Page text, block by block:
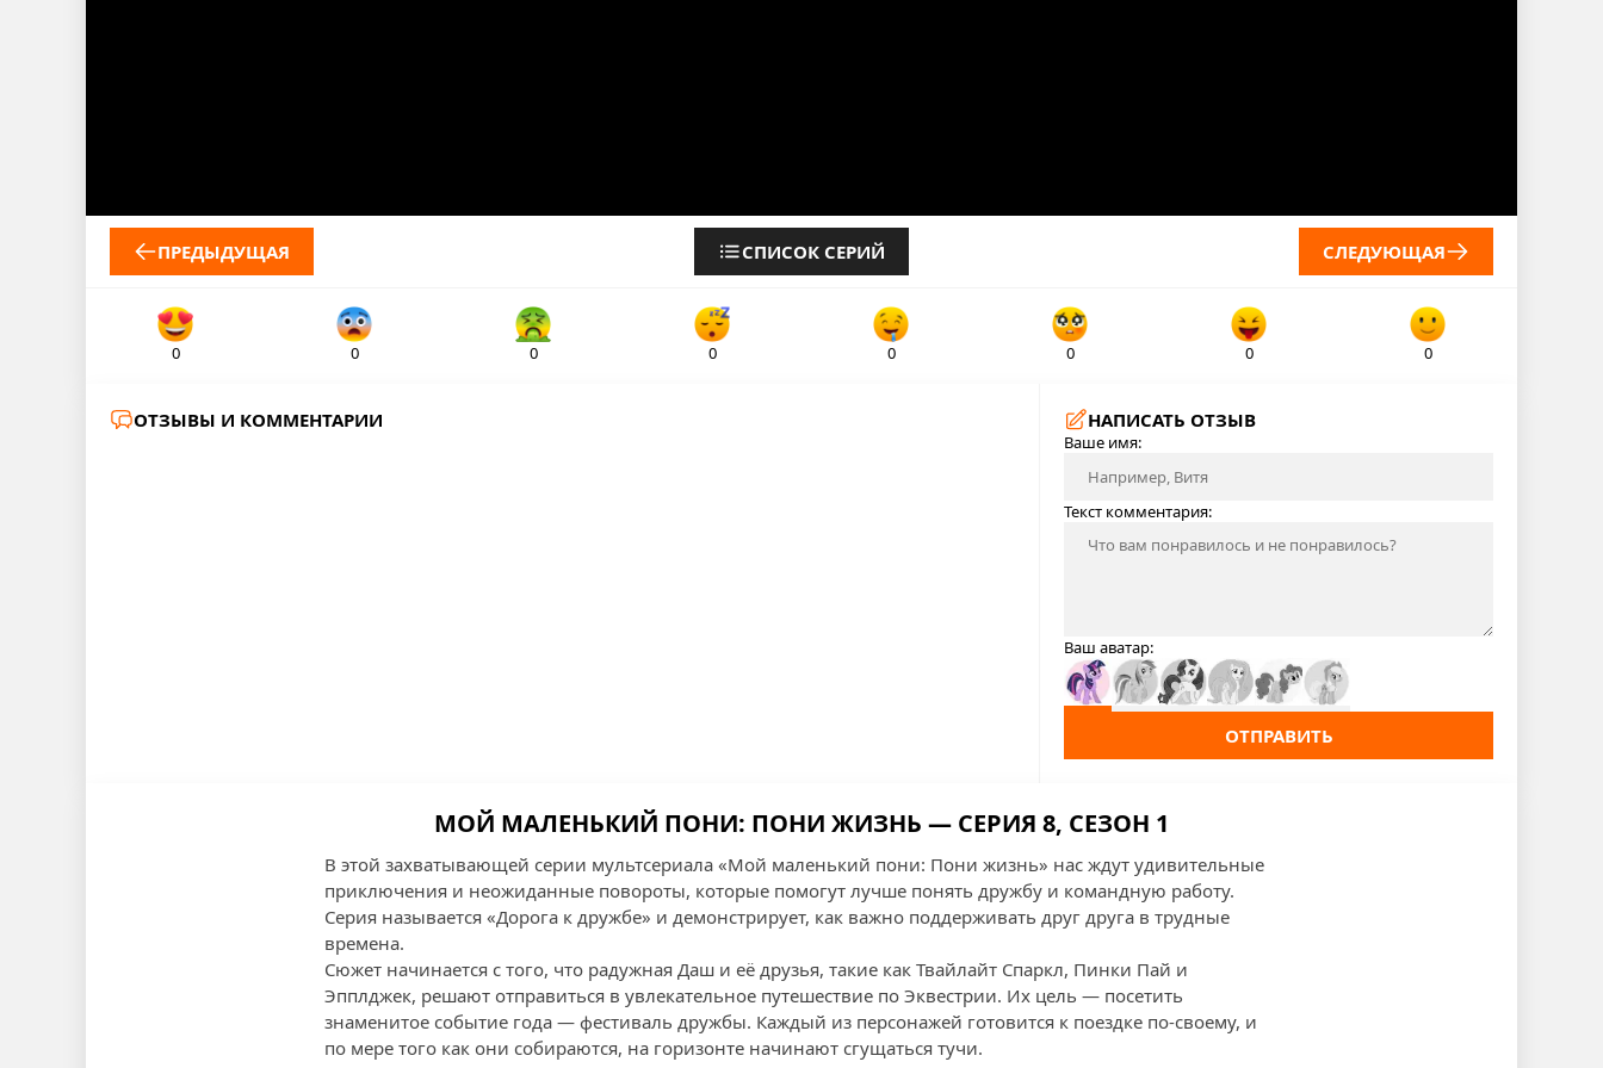
ПРЕДЫДУЩАЯ СПИСОК СЕРИЙ СЛЕДУЮЩАЯ
0 0 0 0 0 0 0 0
ОТЗЫВЫ И КОММЕНТАРИИ НАПИСАТЬ ОТЗЫВ
Ваше имя:
Текст комментария:
Ваш аватар:
ОТПРАВИТЬ
МОЙ МАЛЕНЬКИЙ ПОНИ: ПОНИ ЖИЗНЬ — СЕРИЯ 8, СЕЗОН 1
В этой захватывающей серии мультсериала «Мой маленький пони: Пони жизнь» нас ждут удивительные
приключения и неожиданные повороты, которые помогут лучше понять дружбу и командную работу.
Серия называется «Дорога к дружбе» и демонстрирует, как важно поддерживать друг друга в трудные
времена.
Сюжет начинается с того, что радужная Даш и её друзья, такие как Твайлайт Спаркл, Пинки Пай и
Эпплджек, решают отправиться в увлекательное путешествие по Эквестрии. Их цель — посетить
знаменитое событие года — фестиваль дружбы. Каждый из персонажей готовится к поездке по-своему, и
по мере того как они собираются, на горизонте начинают сгущаться тучи.